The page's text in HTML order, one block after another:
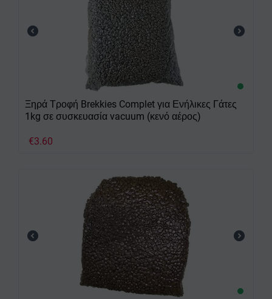
Ξηρά Τροφή Brekkies Complet για Ενήλικες Γάτες
1kg σε συσκευασία vacuum (κενό αέρος)
€3.60